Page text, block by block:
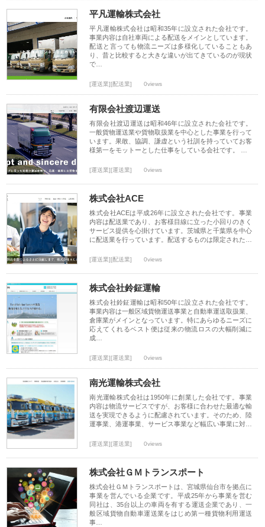
平凡運輸株式会社
平凡運輸株式会社は昭和35年に設立された会社です。
事業内容は自社車両による配送をメインとしています。
配送と言っても物流ニーズは多様化していることもあ
り、昔と比較すると大きな違いが出てきているのが現状
で…
[運送業][配送業] 0views
有限会社渡辺運送
有限会社渡辺運送は昭和46年に設立された会社です。
一般貨物運送業や貨物取扱業を中心とした事業を行って
います。果敢、協調、謙虚という社訓を持っていてお客
様第一をモットーとした仕事をしている会社です。 …
[運送業][運送業] 0views
株式会社ACE
株式会社ACEは平成26年に設立された会社です。事業
内容は配送業であり、お客様目線に立った小回りのきく
サービス提供を心掛けています。茨城県と千葉県を中心
に配送業を行っています。配送するものは限定された…
[運送業][配送業] 0views
株式会社鈴鉦運輸
株式会社鈴鉦運輸は昭和50年に設立された会社です。
事業内容は一般区域貨物運送事業と自動車運送取扱業、
倉庫業がメインとなっています。特にあらゆるニーズに
応えてくれるベスト便は従来の物流ロスの大幅削減に
成…
[運送業][運送業] 0views
南光運輸株式会社
南光運輸株式会社は1950年に創業した会社です。事業
内容は物流サービスですが、お客様に合わせた最適な輸
送を実現できるように配慮されています。そのため、陸
運事業、港運事業、サービス事業など幅広い事業に対…
[運送業][運送業] 0views
株式会社ＧＭトランスポート
株式会社ＧＭトランスポートは、宮城県仙台市を拠点に
事業を営んでいる企業です。平成25年から事業を営む
同社は、35台以上の車両を有する運送企業であり、一
般区域貨物自動車運送業をはじめ第一種貨物利用運送
事…